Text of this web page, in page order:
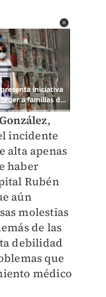
,
incidente
alta apenas
haber
Rubén
aún
molestias
de las
debilidad
que
médico